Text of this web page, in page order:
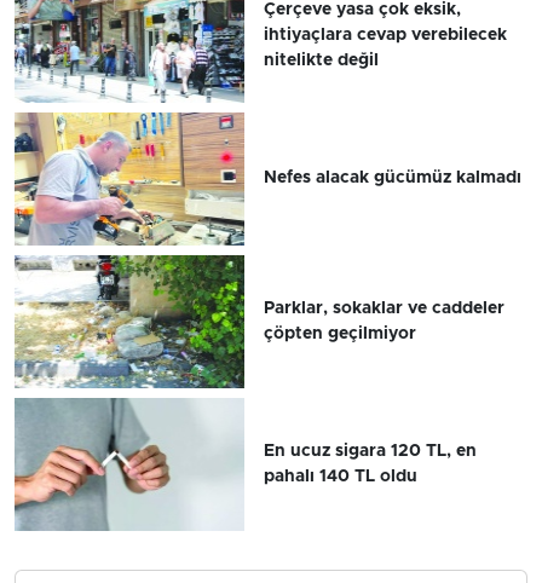
Çerçeve yasa çok eksik,
ihtiyaçlara cevap verebilecek
nitelikte değil
Nefes alacak gücümüz kalmadı
Parklar, sokaklar ve caddeler
çöpten geçilmiyor
En ucuz sigara 120 TL, en
pahalı 140 TL oldu